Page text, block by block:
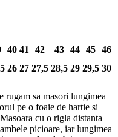
40 41 42 43 44 45 46
26 27 27,5 28,5 29 29,5 30
rugam sa masori lungimea
pe o foaie de hartie si
cu o rigla distanta
picioare, iar lungimea